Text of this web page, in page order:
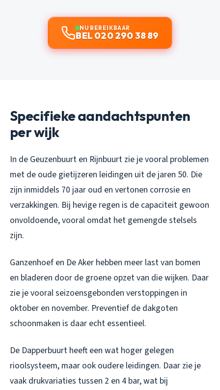
NU BEREIKBAAR
BEL 020 290 38 89
Specifieke aandachtspunten
per wijk
In de Geuzenbuurt en Rijnbuurt zie je vooral problemen
met de oude gietijzeren leidingen uit de jaren 50. Die
zijn inmiddels 70 jaar oud en vertonen corrosie en
verzakkingen. Bij hevige regen is de capaciteit gewoon
onvoldoende, vooral omdat het gemengde stelsels
zijn.
Ganzenhoef en De Aker hebben meer last van bomen
en bladeren door de groene opzet van die wijken. Daar
zie je vooral seizoensgebonden verstoppingen in
oktober en november. Preventief de dakgoten
schoonmaken is daar echt essentieel.
De Dapperbuurt heeft een wat hoger gelegen
rioolsysteem, maar ook oudere leidingen. Daar zie je
vaak drukvariaties tussen 2 en 4 bar, wat bij